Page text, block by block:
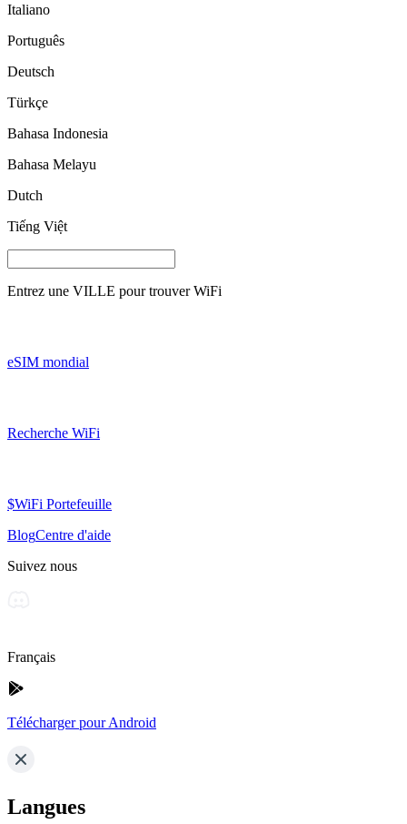
Italiano
Português
Deutsch
Türkçe
Bahasa Indonesia
Bahasa Melayu
Dutch
Tiếng Việt
Entrez une VILLE pour trouver WiFi
eSIM mondial
Recherche WiFi
$WiFi Portefeuille
BlogCentre d'aide
Suivez nous
Français
Télécharger pour Android
Langues